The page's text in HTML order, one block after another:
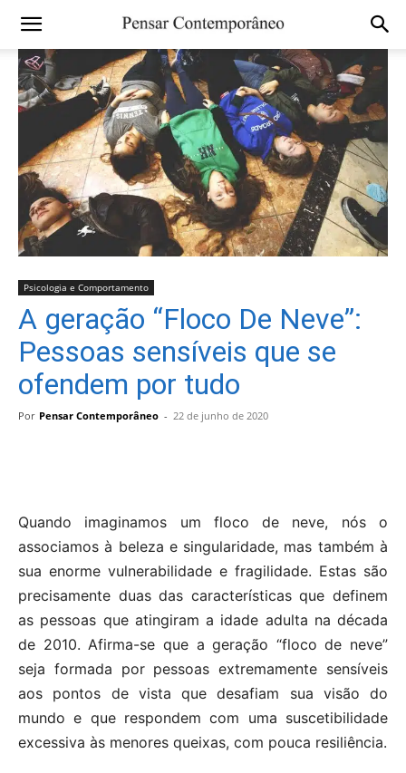
Psicologia e Comportamento
A geração “Floco De Neve”:
Pessoas sensíveis que se
ofendem por tudo
Por Pensar Contemporâneo - 22 de junho de 2020
Quando imaginamos um floco de neve, nós o
associamos à beleza e singularidade, mas também à
sua enorme vulnerabilidade e fragilidade. Estas são
precisamente duas das características que definem
as pessoas que atingiram a idade adulta na década
de 2010. Afirma-se que a geração “floco de neve”
seja formada por pessoas extremamente sensíveis
aos pontos de vista que desafiam sua visão do
mundo e que respondem com uma suscetibilidade
excessiva às menores queixas, com pouca resiliência.